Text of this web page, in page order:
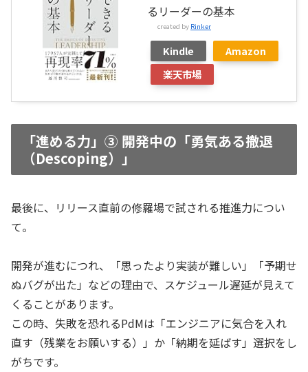
るリーダーの基本
created by Rinker
Kindle
Amazon
楽天市場
「進める力」③ 開発中の「勇気ある撤退
（Descoping）」
最後に、リリース直前の修羅場で試される推進力につい
て。
開発が進むにつれ、「思ったより実装が難しい」「予期せ
ぬバグが出た」などの理由で、スケジュール遅延が見えて
くることがあります。
この時、失敗を恐れるPdMは「エンジニアに気合を入れ
直す（残業をお願いする）」か「納期を延ばす」選択をし
がちです。